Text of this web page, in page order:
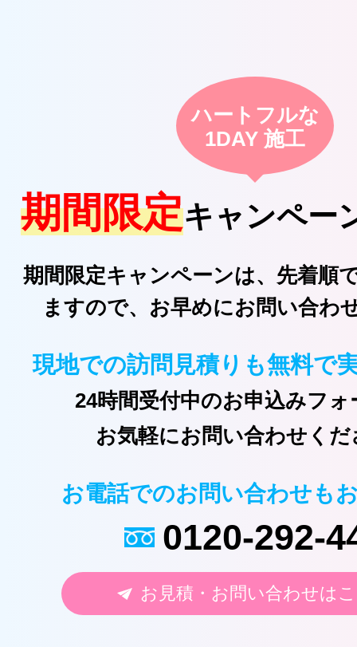
ハートフルな
1DAY 施工
期間限定キャンペー
期間限定キャンペーンは、先着順
ますので、お早めにお問い合わ
現地での訪問見積りも無料で
24時間受付中のお申込みフォ
お気軽にお問い合わせくだ
お電話でのお問い合わせも
0120-292-
お見積・お問い合わせは